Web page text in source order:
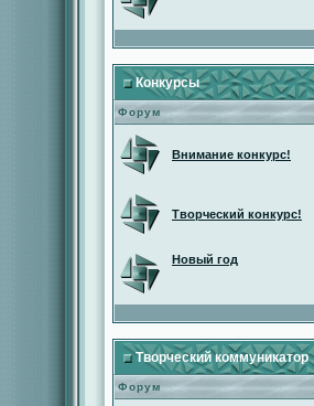
Конкурсы
Форум
Внимание конкурс!
Творческий конкурс!
Новый год
Творческий коммуникатор
Форум